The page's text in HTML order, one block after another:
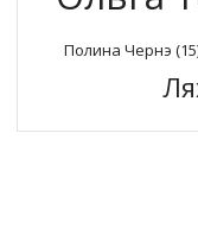
Полина Чернэ